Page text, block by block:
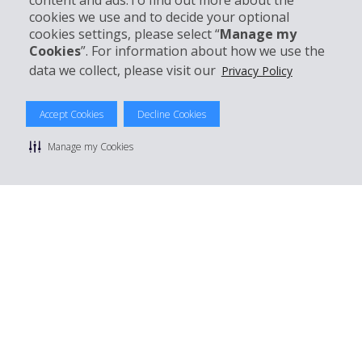
cookies we use and to decide your optional
cookies settings, please select “Manage my
Cookies”. For information about how we use the
data we collect, please visit our Privacy Policy
Accept Cookies Decline Cookies
Manage my Cookies
Mieten bei Hertz
© 2026 The Hertz System, Inc.
Datenschutzrichtlinie | Nutzungsbedingungen
Sitemap Cookies verwalten